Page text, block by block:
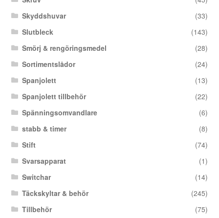
Skyddshuvar
(33)
Slutbleck
(143)
Smörj & rengöringsmedel
(28)
Sortimentslådor
(24)
Spanjolett
(13)
Spanjolett tillbehör
(22)
Spänningsomvandlare
(6)
stabb & timer
(8)
Stift
(74)
Svarsapparat
(1)
Switchar
(14)
Täckskyltar & behör
(245)
Tillbehör
(75)